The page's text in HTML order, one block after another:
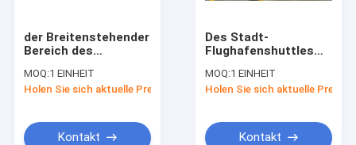
Fordern Sie ein Zitat
der Breitenstehender
Bereich des
110 14M Länge 3m
Passagiers
MOQ:1 EINHEIT
Holen Sie sich aktuelle Preis
Kontakt
Des Stadt-
Flughafenshuttles
nette dauerhafte
Standardnutzungsdauer
MOQ:1 EINHEIT
Holen Sie sich aktuelle Preis
Kontakt